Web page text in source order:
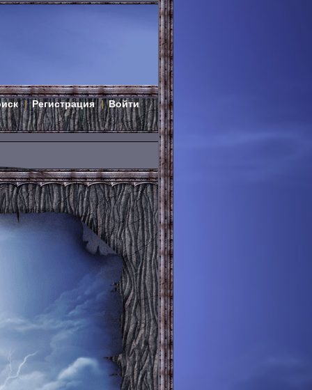
Регистрация Войти